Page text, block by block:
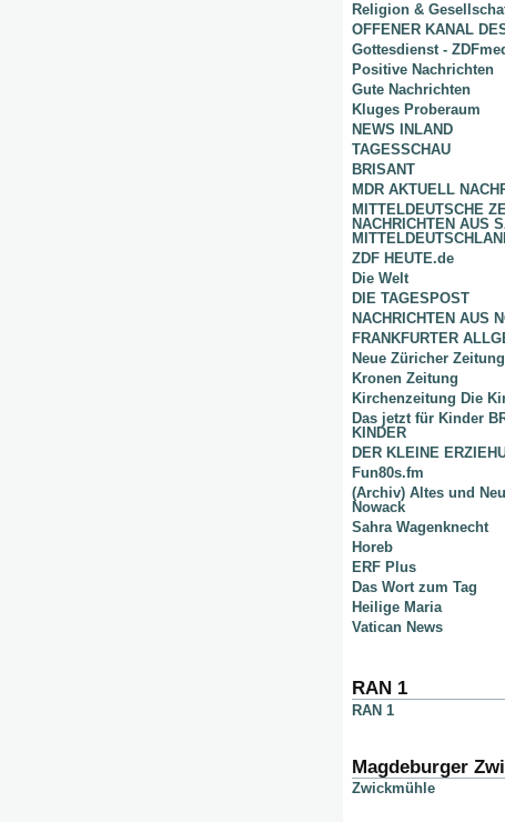
Religion &
OFFENER KANAL
Gottesdienst -
Positive Nachrichten
Gute Nachrichten
Kluges Proberaum
NEWS INLAND
TAGESSCHAU
BRISANT
MDR AKTUELL
MITTELDEUTSCHE
NACHRICHTEN AUS
ZDF HEUTE.de
Die Welt
DIE TAGESPOST
NACHRICHTEN AUS
FRANKFURTER
Neue Züricher Zeitung
Kronen Zeitung
Kirchenzeitung Die
Das jetzt für Kinder
KINDER
DER KLEINE
Fun80s.fm
(Archiv) Altes und
Nowack
Sahra Wagenknecht
Horeb
ERF Plus
Das Wort zum Tag
Heilige Maria
Vatican News
RAN 1
RAN 1
Magdeburger
Zwickmühle